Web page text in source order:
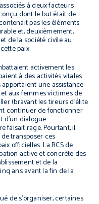
à deux facteurs :
dont le but était de
pas les éléments
et, deuxièmement,
de la société civile au
paix.
activement les
à des activités vitales
une assistance
aux femmes victimes de
(bravant les tireurs d'élite
continuer de fonctionner
d'un dialogue
faisait rage. Pourtant, il
transposer ces
officielles. La RCS de
active et concrète des
et de la
ans avant la fin de la
de s'organiser, certaines